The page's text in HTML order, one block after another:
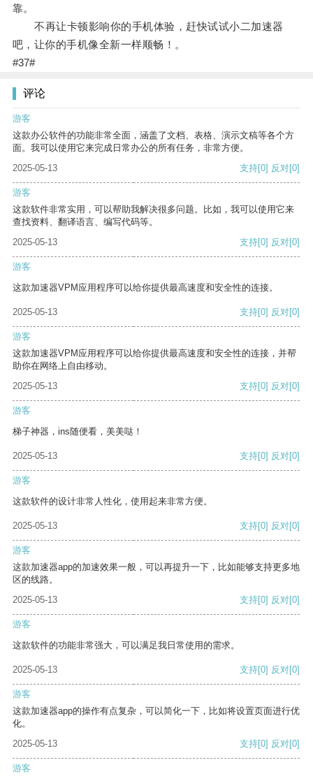
靠。
不再让卡顿影响你的手机体验，赶快试试小二加速器
吧，让你的手机像全新一样顺畅！。
#37#
评论
游客
这款办公软件的功能非常全面，涵盖了文档、表格、演示文稿等各个方
面。我可以使用它来完成日常办公的所有任务，非常方便。
2025-05-13
支持[0] 反对[0]
游客
这款软件非常实用，可以帮助我解决很多问题。比如，我可以使用它来
查找资料、翻译语言、编写代码等。
2025-05-13
支持[0] 反对[0]
游客
这款加速器VPM应用程序可以给你提供最高速度和安全性的连接。
2025-05-13 支持[0] 反对[0]
游客
这款加速器VPM应用程序可以给你提供最高速度和安全性的连接，并帮
助你在网络上自由移动。
2025-05-13
支持[0] 反对[0]
游客
梯子神器，ins随便看，美美哒！
2025-05-13 支持[0] 反对[0]
游客
这款软件的设计非常人性化，使用起来非常方便。
2025-05-13 支持[0] 反对[0]
游客
这款加速器app的加速效果一般，可以再提升一下，比如能够支持更多地
区的线路。
2025-05-13
支持[0] 反对[0]
游客
这款软件的功能非常强大，可以满足我日常使用的需求。
2025-05-13 支持[0] 反对[0]
游客
这款加速器app的操作有点复杂，可以简化一下，比如将设置页面进行优
化。
2025-05-13
支持[0] 反对[0]
游客